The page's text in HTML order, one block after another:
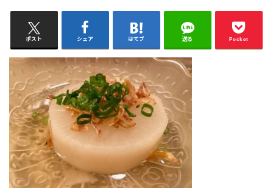
ポスト シェア はてブ 送る Pocket